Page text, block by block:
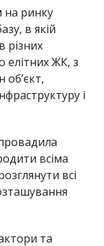
на ринку
в якій
різних
елітних ЖК, з
і
всіма
всі
та